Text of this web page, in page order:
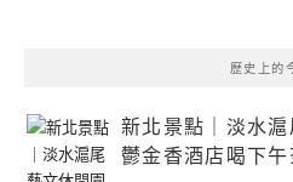
歷史上的
新北景點｜淡水
鬱金香酒店喝下午